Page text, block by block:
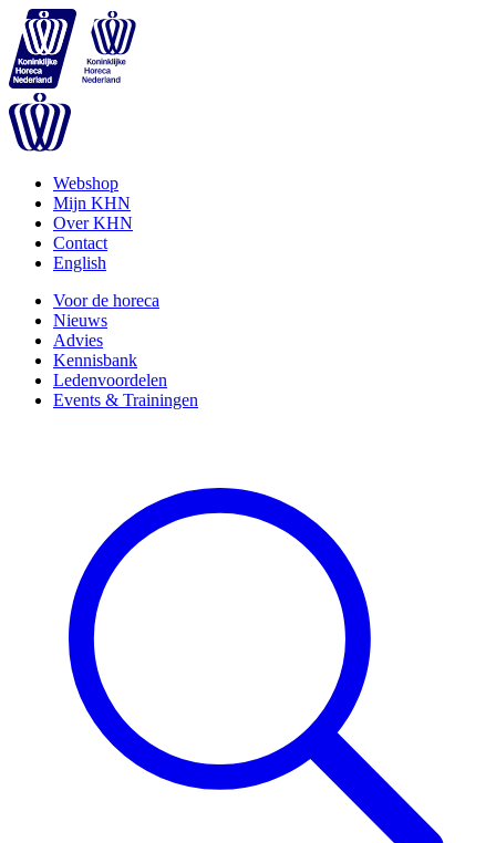
Webshop
Mijn KHN
Over KHN
Contact
English
Voor de horeca
Nieuws
Advies
Kennisbank
Ledenvoordelen
Events & Trainingen